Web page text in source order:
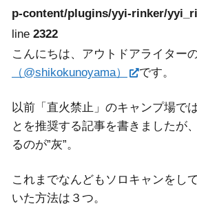
p-content/plugins/yyi-rinker/
line 2322
こんにちは、アウトドアライター
（@shikokunoyama）
です。
以前「直火禁止」のキャンプ場で
とを推奨する記事を書きましたが
るのが”灰”。
これまでなんどもソロキャンをし
いた方法は３つ。